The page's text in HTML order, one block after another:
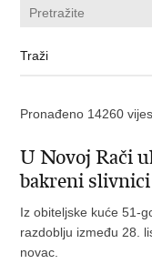
Pronađeno 14260
U Novoj Rači
bakreni slivnici
Iz obiteljske kuće 51-
razdoblju između 28.
novac.